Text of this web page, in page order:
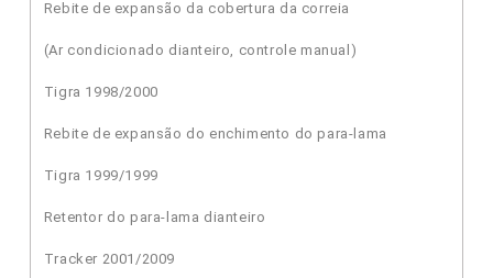
Rebite de expansão da cobertura da correia
(Ar condicionado dianteiro, controle manual)
Tigra 1998/2000
Rebite de expansão do enchimento do para-lama
Tigra 1999/1999
Retentor do para-lama dianteiro
Tracker 2001/2009